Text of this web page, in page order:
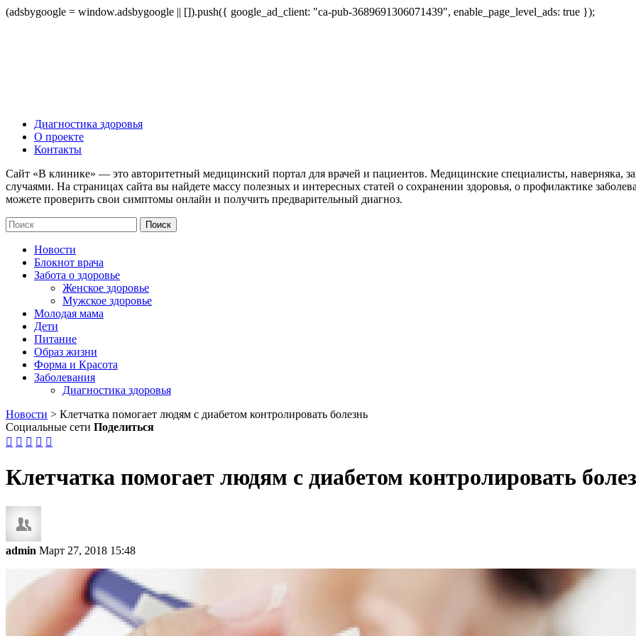
(adsbygoogle = window.adsbygoogle || []).push({ google_ad_client: "ca-pub-3689691306071439", enable_page_level_ads: true });
Диагностика здоровья
О проекте
Контакты
Сайт «В клинике» — это авторитетный медицинский портал для врачей и пациентов. Медицинские специалисты, наверняка,
случаями. На страницах сайта вы найдете массу полезных и интересных статей о сохранении здоровья, о профилактике
можете проверить свои симптомы онлайн и получить предварительный диагноз.
Новости
Блокнот врача
Забота о здоровье
Женское здоровье
Мужское здоровье
Молодая мама
Дети
Питание
Образ жизни
Форма и Красота
Заболевания
Диагностика здоровья
Новости > Клетчатка помогает людям с диабетом контролировать болезнь
Социальные сети Поделиться
    
Клетчатка помогает людям с диабетом контролировать
admin Март 27, 2018 15:48